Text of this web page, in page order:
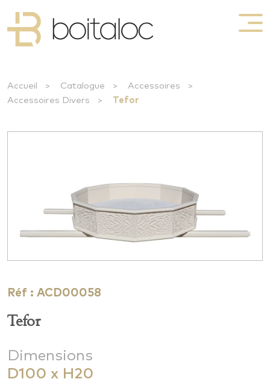
Accueil > Catalogue > Accessoires
>
Accessoires Divers
> Tefor
Réf : ACD00058
Tefor
Dimensions
D100 x H20